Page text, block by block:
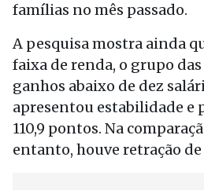
famílias no mês passado.
A pesquisa mostra ainda
faixa de renda, o grupo
ganhos abaixo de dez
apresentou estabilidade e
110,9 pontos. Na
entanto, houve retração de